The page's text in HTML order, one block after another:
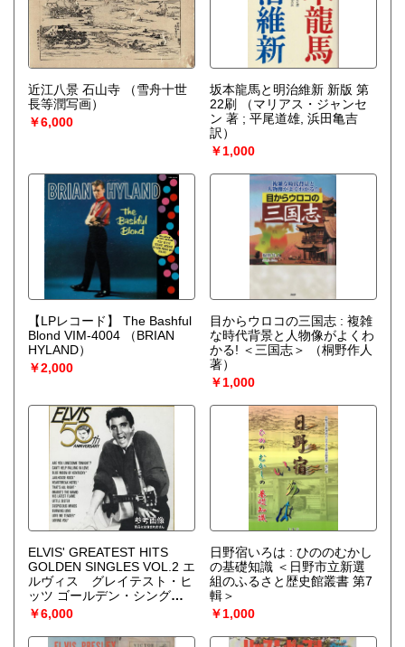
近江八景 石山寺
（雪舟十世
長等潤写画）
￥6,000
坂本龍馬と明治維新 新版 第
22刷
（マリアス・ジャンセ
ン 著 ; 平尾道雄, 浜田亀吉
訳）
￥1,000
【LPレコード】 The Bashful
Blond VIM-4004
（BRIAN
HYLAND）
￥2,000
目からウロコの三国志 : 複雑
な時代背景と人物像がよくわ
かる! ＜三国志＞
（桐野作人
著）
￥1,000
ELVIS' GREATEST HITS
GOLDEN SINGLES VOL.2 エ
ルヴィス グレイテスト・ヒ
ッツ ゴールデン・シングル
ス EP6枚セット
ス・プレスリー）
￥6,000
日野宿いろは : ひののむかし
の基礎知識 ＜日野市立新選
組のふるさと歴史館叢書 第7
輯＞
￥1,000